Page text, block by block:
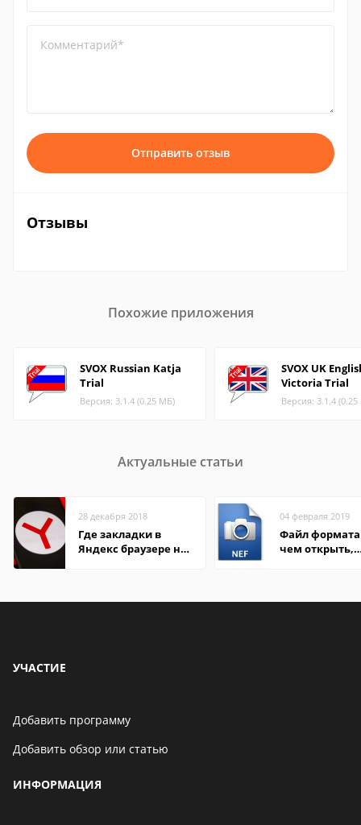
Комментарий*
Отправить отзыв
Отзывы
Похожие приложения
SVOX Russian Katja
Trial
Версия: 3.1.4 (0.25 МБ)
SVOX UK
Victoria Trial
Версия: 3.1.4
Актуальные статьи
28 декабря 2018
Где закладки в
Яндекс браузере на
04 февраля 2019
Файл формата
чем открыть,
УЧАСТИЕ
Добавить программу
Добавить обзор или статью
ИНФОРМАЦИЯ